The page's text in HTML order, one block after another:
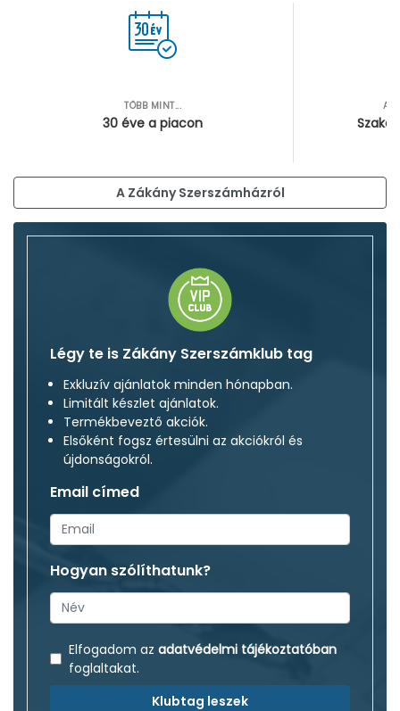
TÖBB MINT...
30 éve a piacon
A Zákány Szerszámházról
Légy te is Zákány Szerszámklub tag
Exkluzív ajánlatok minden hónapban.
Limitált készlet ajánlatok.
Termékbeveztő akciók.
Elsőként fogsz értesülni az akciókról és
újdonságokról.
Email címed
Hogyan szólíthatunk?
Elfogadom az adatvédelmi tájékoztatóban
foglaltakat.
Klubtag leszek